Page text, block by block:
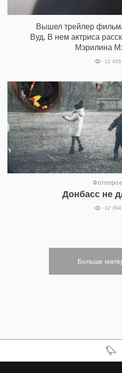
Вышел трейлер
Вуд. В нем актриса
Мэрилина
12 005
Донбасс не
12 304
Больше